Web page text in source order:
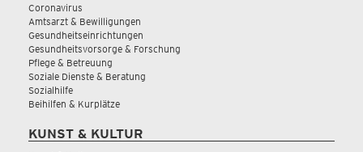
Coronavirus
Amtsarzt & Bewilligungen
Gesundheitseinrichtungen
Gesundheitsvorsorge & Forschung
Pflege & Betreuung
Soziale Dienste & Beratung
Sozialhilfe
Beihilfen & Kurplätze
KUNST & KULTUR